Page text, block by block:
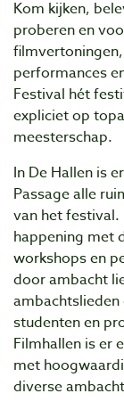
Kom kijken,
proberen en
performances
Festival hét
expliciet op
meesterschap.
In De Hallen is
Passage alle
van het festival.
happening met
workshops en
door ambacht
studenten en
Filmhallen is er
met
diverse